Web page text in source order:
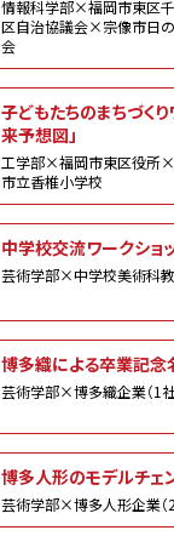
情報科学部×福岡市東区千
区自治協議会×宗像市日の
会
子どもたちのまちづく
来予想図」
工学部×福岡市東区役所
市立香椎小学校
中学校交流ワークショ
芸術学部×中学校美術科
博多織による卒業記念
芸術学部×博多織企業（1社
博多人形のモデルチェ
芸術学部×博多人形企業（2